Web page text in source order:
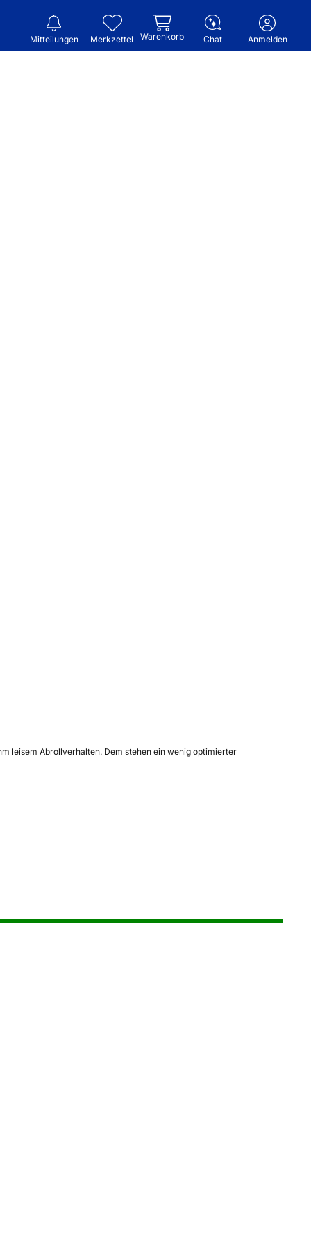
Mitteilungen Merkzettel Warenkorb Chat Anmelden
leisem Abrollverhalten. Dem stehen ein wenig optimierter